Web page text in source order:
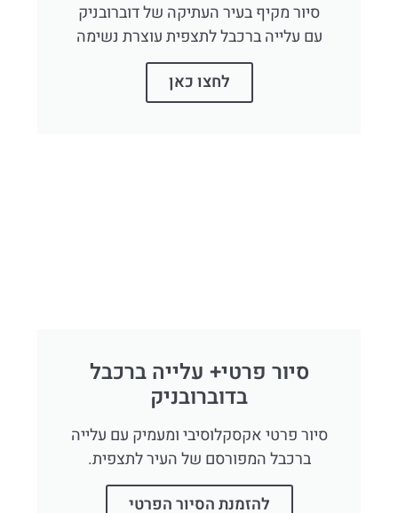
סיור מקיף בעיר העתיקה של דוברובניק
עם עלייה ברכבל לתצפית עוצרת נשימה
לחצו כאן
סיור פרטי+ עלייה ברכבל
בדוברובניק
סיור פרטי אקסקלוסיבי ומעמיק עם עלייה
ברכבל המפורסם של העיר לתצפית.
להזמנת הסיור הפרטי